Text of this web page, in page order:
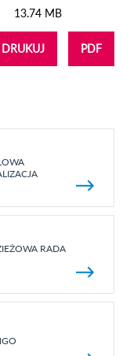
13.74 MB
DRUKUJ PDF
RADA